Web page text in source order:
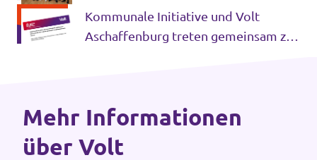
Stadtratswahl 2026
Kommunale Initiative und Volt
Aschaffenburg treten gemeinsam zur
Mehr Informationen
über Volt